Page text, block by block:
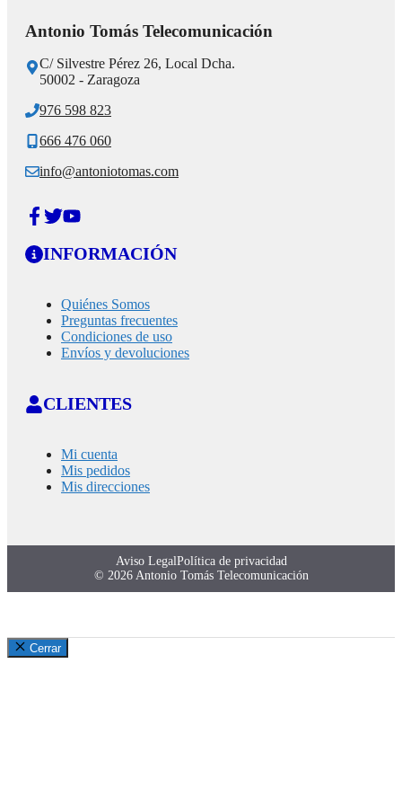
Antonio Tomás Telecomunicación
C/ Silvestre Pérez 26, Local Dcha.
50002 - Zaragoza
976 598 823
666 476 060
info@antoniotomas.com
INFORMACIÓN
Quiénes Somos
Preguntas frecuentes
Condiciones de uso
Envíos y devoluciones
CLIENTES
Mi cuenta
Mis pedidos
Mis direcciones
© 2026 Antonio Tomás Telecomunicación
Aviso LegalPolítica de privacidad
Cerrar